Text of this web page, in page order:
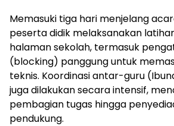
Memasuki tiga hari menjelang
peserta didik melaksanakan
halaman sekolah, termasuk
(blocking) panggung untuk
teknis. Koordinasi antar-guru
juga dilakukan secara intensif,
pembagian tugas hingga
pendukung.